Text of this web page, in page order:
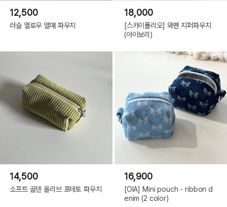
12,500
러슬 옐로우 열매 파우치
18,000
[스카이폴리오] 와펜 지퍼파우치
(아이보리)
14,500
소프트 골덴 올리브 포테토 파우치
16,900
[OIA] Mini pouch - ribbon d
enim (2 color)